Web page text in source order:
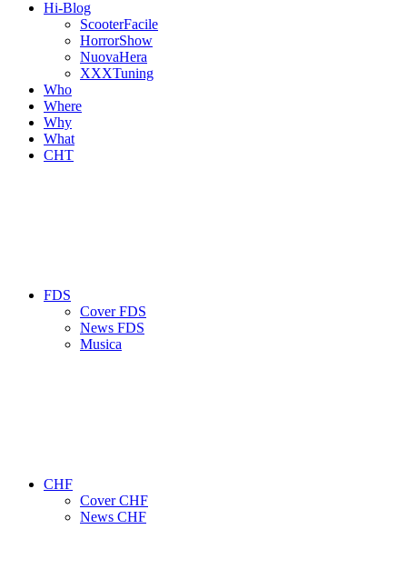
Hi-Blog
ScooterFacile
HorrorShow
NuovaHera
XXXTuning
Who
Where
Why
What
CHT
FDS
Cover FDS
News FDS
Musica
CHF
Cover CHF
News CHF